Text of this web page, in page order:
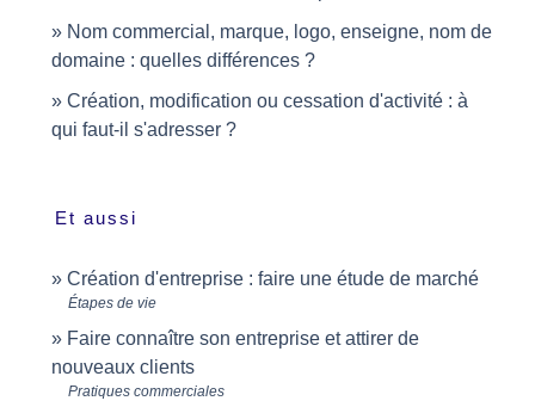
Nom commercial, marque, logo, enseigne, nom de
domaine : quelles différences ?
Création, modification ou cessation d'activité : à
qui faut-il s'adresser ?
Et aussi
Création d'entreprise : faire une étude de marché
Étapes de vie
Faire connaître son entreprise et attirer de
nouveaux clients
Pratiques commerciales